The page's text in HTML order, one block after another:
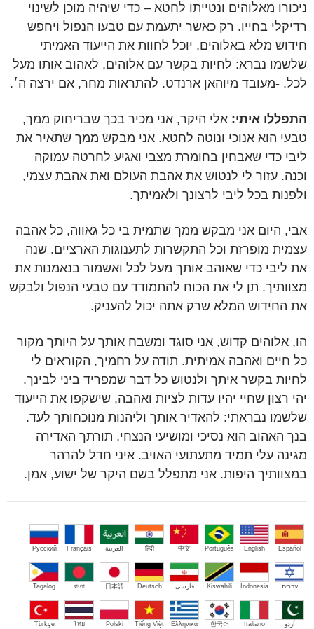
ניכורו מאלוהים ונטייתו לחטא – כדי שיהיה מוכן לשינוי
רדיקלי בחייו. רק כאשר יתעמת עם טבעו הנפול ויחפש
חידוש מלא באלוהים, יוכל לחוות את הייעוד האמיתי
שלשמו נברא: לחיות בקשר עם אלוהים, לאהוב אותו מעל
לכל. -מעובד מיוהאן ארנדט. להתראות מחר, אם ירצה ה׳.
התפללו איתי: אלי היקר, אני מכיר בכך שבריחוק ממך,
טבעי הוא אנוכי ונוטה לחטא. אני מבקש ממך שתאיר את
ליבי כדי שאבחין בחומרת מצבי ואגיע לחרטה עמוקה
וכנה. עזור לי לנטוש את אהבת העולם ואת אהבת עצמי,
ולפנות בכל ליבי לרצונך ולאמיתך.
אבי, היום אני מבקש ממך שתמית בי כל גאווה, כל אהבה
עצמית מופרזת וכל התקשרות לתענוגות הארציים. שנה
את ליבי כדי שאוהב אותך מעל לכל ואשמור בנאמנות את
מצוותיך. תן לי את הכוח להתמודד עם טבעי הנפול ולבקש
את החידוש המלא שרק אתה יכול להעניק.
הו, אלוהים קדוש, אני סוגד ומשבח אותך על היותך מקור
כל חיים ואהבה אמיתית. תודה על רחמיך, הקוראים לי
לחיות בקשר איתך ולנטוש כל דבר שמפריד ביני לבינך.
יהי רצון שחיי יהיו עדות לציות ואהבה, שישקפו את הייעוד
שלשמו נבראתי: להאדיר אותך וליהנות מנוכחותך לעד.
בנך האהוב הוא נסיכי ומושיעי הנצחי. תורתך האדירה
מגינה עלי תמיד מתעתועי האויב. איני חדל להרהר
במצוותיך היפות. אני מתפלל בשם היקר של ישוע, אמן.
Español
English
Português
中文
हिंदी العربية Français
Русский
עברית Indonesia
Kiswahili فارسی Deutsch
日本語
বাংলা
Tagalog
اُردو Italiano
한국어
Ελληνικά
Tiếng Việt
Polski
ไทย
Türkçe